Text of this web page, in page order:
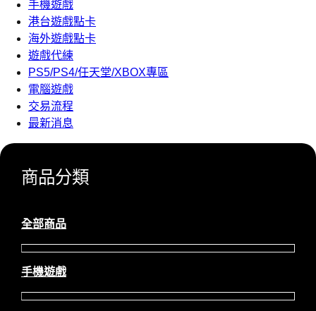
手機遊戲
港台遊戲點卡
海外遊戲點卡
遊戲代練
PS5/PS4/任天堂/XBOX專區
電腦遊戲
交易流程
最新消息
商品分類
全部商品
手機遊戲